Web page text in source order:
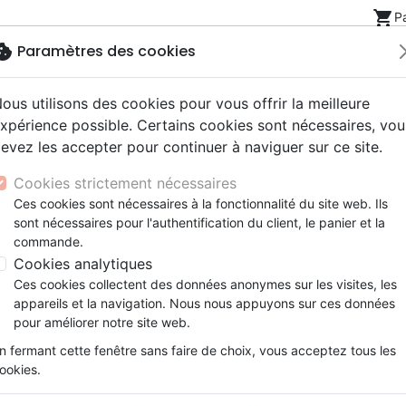
shopping_cart
NouveautésBibles
Segond 21
Segond
NEG
Livres
Famille, couple
Souffrance, Relation d'aide
Santé
eBooks
Couple
Méditations
Souffrance, Relation d'aide
Psychologie
Jeunesse
ans
Bibles jeunesse
Latino, Folk
Soul
Instrumental
Louange, Adoration
Hardrock, Métal
conférences
Documentaires, reportages
Accessoires de Bible
Papeterie
Foi vient de ce qu'on entend et ce qu'on entend par
La foi vient de ce qu'on
Anonyme
RéférenceBPC7420 EAN9782879074207
Editeur Bibles et Publications Chrétiennes
Description Détails du produit
Quelques versets-clés de la Bible en
Paramètres des cookies
utilisons des cookies pour vous offrir la meilleure
possible. Certains cookies sont nécessaires,
les accepter pour continuer à naviguer sur ce site.
Cookies strictement nécessaires
Ces cookies sont nécessaires à la fonctionnalité du site web. Ils
sont nécessaires pour l'authentification du client, le panier et la
commande.
Cookies analytiques
Ces cookies collectent des données anonymes sur les visites, les
appareils et la navigation. Nous nous appuyons sur ces données
pour améliorer notre site web.
fermant cette fenêtre sans faire de choix, vous acceptez tous les